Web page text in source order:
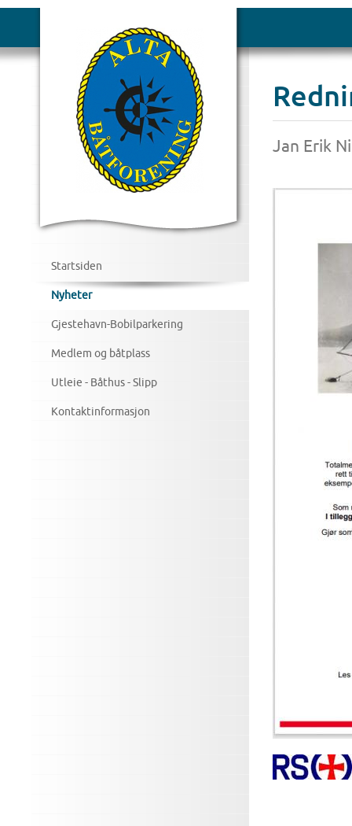
Startsiden
Nyheter
Gjestehavn-Bobilparkering
Medlem og båtplass
Utleie - Båthus - Slipp
Kontaktinformasjon
Jan Erik